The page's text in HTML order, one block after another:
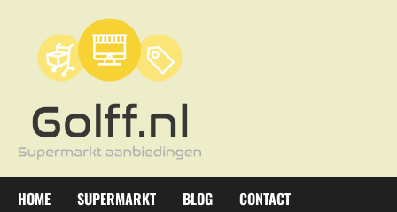
inhoud
HOME SUPERMARKT BLOG CONTACT